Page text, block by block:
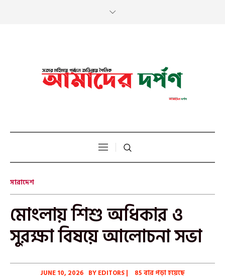
সারাদেশ
মোংলায় শিশু অধিকার ও
সুরক্ষা বিষয়ে আলোচনা সভা
JUNE 10, 2026 BYEDITORS|
85 বার পড়া হয়েছে